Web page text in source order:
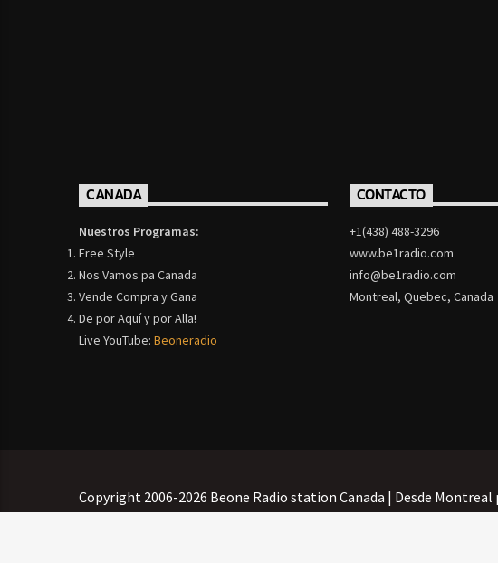
CANADA
Nuestros Programas:
Free Style
Nos Vamos pa Canada
Vende Compra y Gana
De por Aquí y por Alla!
Live YouTube: Beoneradio
CONTACTO
+1(438) 488-3296
www.be1radio.com
info@be1radio.com
Montreal, Quebec, Canada
Copyright 2006-2026 Beone Radio station Canada | Desde